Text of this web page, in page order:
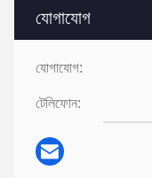
যোগাযোগ
যোগাযোগ:
টেলিফোন: